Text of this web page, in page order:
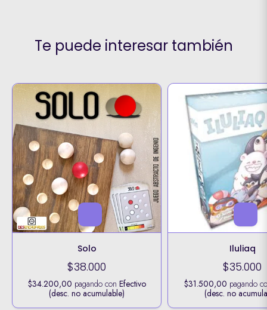
Te puede interesar también
Solo
$38.000
$34.200,00 pagando con Efectivo
(desc. no acumulable)
Iluliaq
$35.000
$31.500,00 pagando
(desc. no